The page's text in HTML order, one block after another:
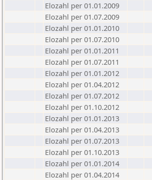
Elozahl per 01.01.2009
Elozahl per 01.07.2009
Elozahl per 01.01.2010
Elozahl per 01.07.2010
Elozahl per 01.01.2011
Elozahl per 01.07.2011
Elozahl per 01.01.2012
Elozahl per 01.04.2012
Elozahl per 01.07.2012
Elozahl per 01.10.2012
Elozahl per 01.01.2013
Elozahl per 01.04.2013
Elozahl per 01.07.2013
Elozahl per 01.10.2013
Elozahl per 01.01.2014
Elozahl per 01.04.2014